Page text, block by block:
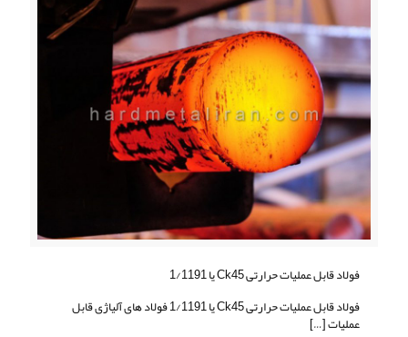
فولاد قابل عملیات حرارتی Ck45 یا 1/1191
فولاد قابل عملیات حرارتی Ck45 یا 1/1191 فولاد های آلیاژی قابل
عملیات[…]